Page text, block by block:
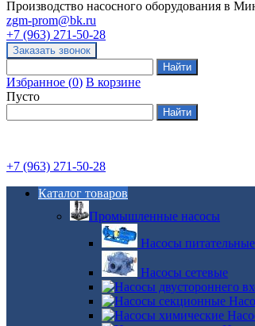
Производство насосного оборудования в
zgm-prom@bk.ru
+7 (963) 271-50-28
Избранное (0) В корзине
Пусто
+7 (963) 271-50-28
Каталог товаров
Промышленные насосы
Насосы питательные
Насосы сетевые